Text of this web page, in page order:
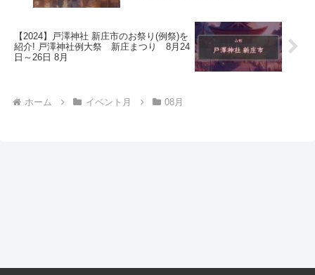
【2024】戸澤神社 新庄市のお祭り(例祭)を
紹介! 戸澤神社例大祭 新庄まつり 8月24
日～26日 8月
ホーム イベント月 08月